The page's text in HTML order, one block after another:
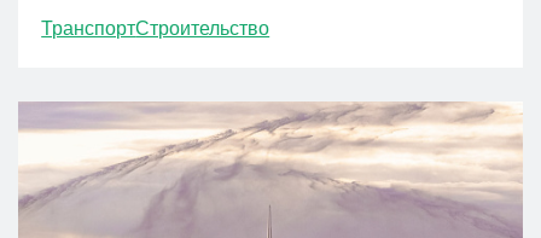
ТранспортСтроительство